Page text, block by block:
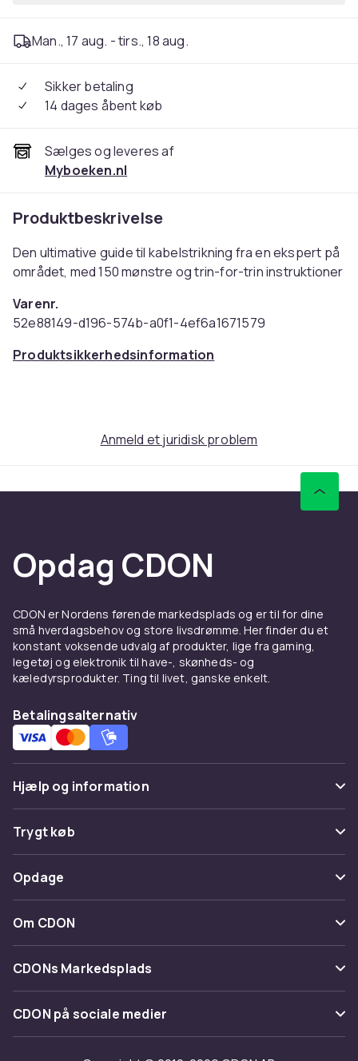
Man., 17 aug. - tirs., 18 aug.
Sikker betaling
14 dages åbent køb
Sælges og leveres af
Myboeken.nl
Produktbeskrivelse
Den ultimative guide til kabelstrikning fra en ekspert på
området, med 150 mønstre og trin-for-trin instruktioner
Varenr.
52e88149-d196-574b-a0f1-4ef6a1671579
Produktsikkerhedsinformation
Anmeld et juridisk problem
Opdag CDON
CDON er Nordens førende markedsplads og er til for dine
små hverdagsbehov og store livsdrømme. Her finder du et
konstant voksende udvalg af produkter, lige fra gaming,
legetøj og elektronik til have-, skønheds- og
kæledyrsprodukter. Ting til livet, ganske enkelt.
Betalingsalternativ
Hjælp og information
Ofte stillede spørgsmål
Spor pakke
Fortryd & returner her
Kontakt os
Trygt køb
Betaling
Levering
Tilbagekaldelser
Opdage
Kategorier
Maerke
Om CDON
Om os
Kundeanmeldelser
Arbejd på CDON
CDONs Markedsplads
Merchant Help Center
CDON på sociale medier